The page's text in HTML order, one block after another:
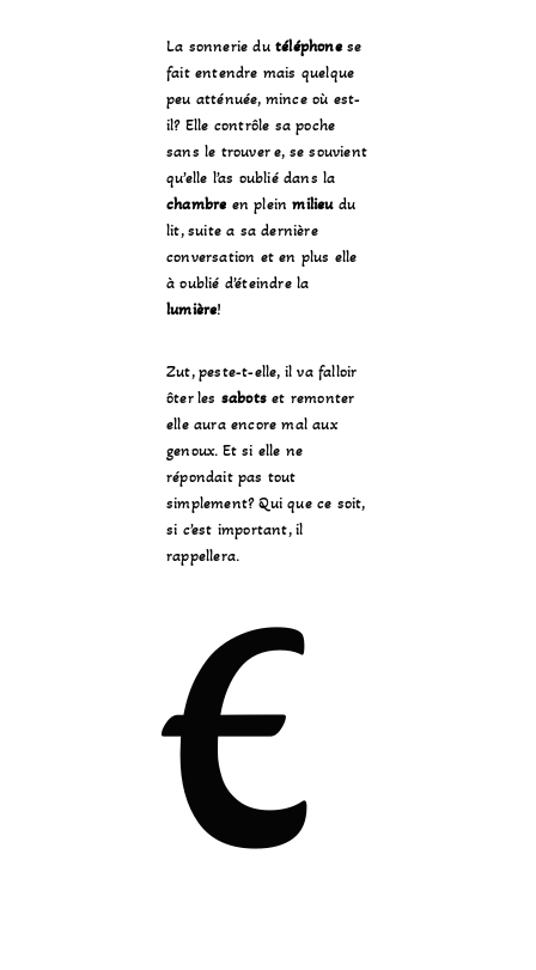
La sonnerie du téléphonese
fait entendre mais quelque
peu atténuée, mince où est-
il? Elle contrôle sa poche
sans le trouver e, se souvient
qu’elle l’as oublié dans la
chambre en pleinmilieudu
lit, suite a sa dernière
conversation et en plus elle
à oublié d’éteindre la
lumière!
Zut, peste-t-elle, il va falloir
ôter les sabots et remonter
elle aura encore mal aux
genoux. Et si elle ne
répondait pas tout
simplement? Qui que ce soit,
si c’est important, il
rappellera.
E